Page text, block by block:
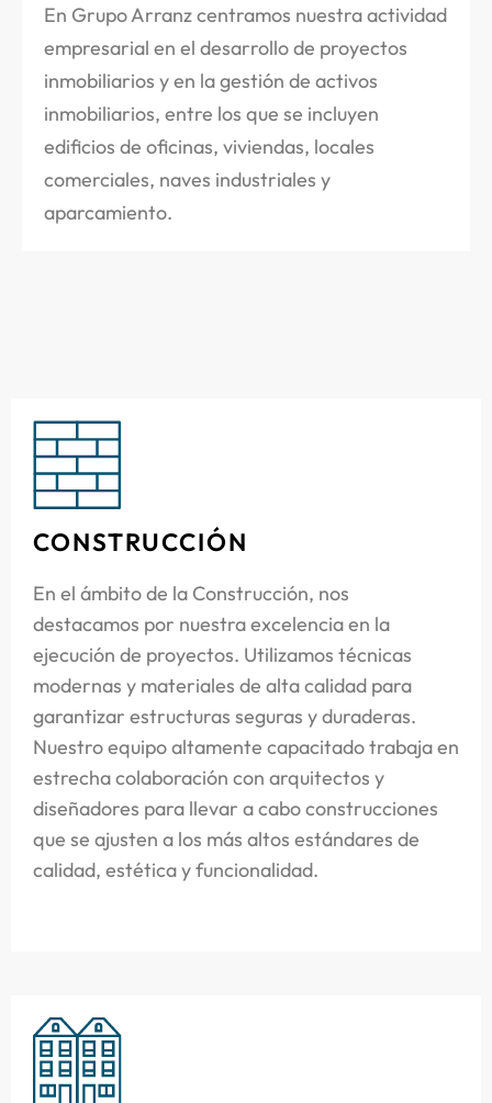
En Grupo Arranz centramos nuestra actividad
empresarial en el desarrollo de proyectos
inmobiliarios y en la gestión de activos
inmobiliarios, entre los que se incluyen
edificios de oficinas, viviendas, locales
comerciales, naves industriales y
aparcamiento.
CONSTRUCCIÓN
En el ámbito de la Construcción, nos
destacamos por nuestra excelencia en la
ejecución de proyectos. Utilizamos técnicas
modernas y materiales de alta calidad para
garantizar estructuras seguras y duraderas.
Nuestro equipo altamente capacitado trabaja en
estrecha colaboración con arquitectos y
diseñadores para llevar a cabo construcciones
que se ajusten a los más altos estándares de
calidad, estética y funcionalidad.